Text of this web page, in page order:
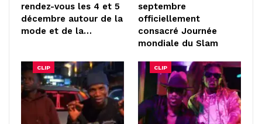
rendez-vous les 4 et 5
décembre autour de la
mode et de la…
septembre
officiellement
consacré Journée
mondiale du Slam
CLIP CLIP